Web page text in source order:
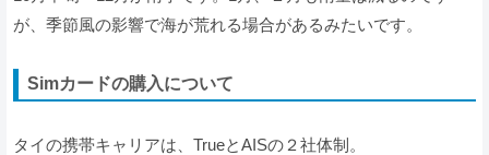
が、季節風の影響で海が荒れる場合があるみたいです。
Simカードの購入について
タイの携帯キャリアは、TrueとAISの２社体制。